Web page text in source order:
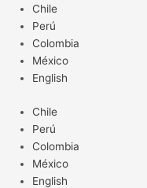
contenido
Chile
Perú
Colombia
México
English
Chile
Perú
Colombia
México
English
Paginación
entradas